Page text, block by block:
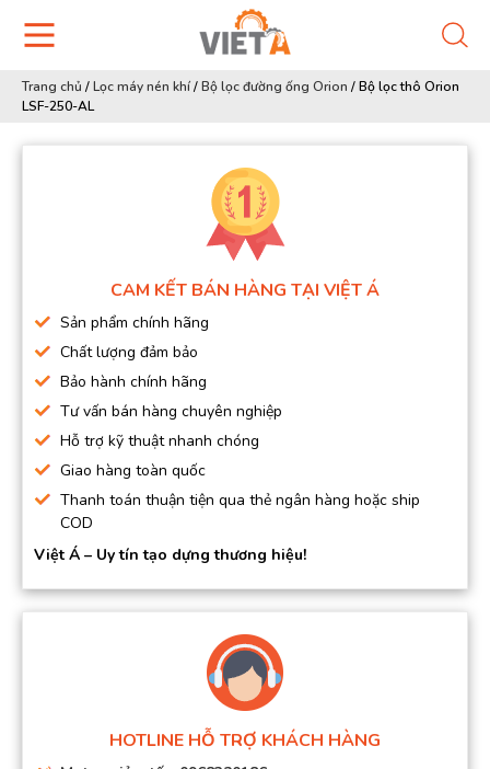
Trang chủ /Lọc máy nén khí/Bộ lọc đường ống Orion /Bộ lọc thô Orion
LSF-250-AL
CAM KẾT BÁN HÀNG TẠI VIỆT Á
Sản phẩm chính hãng
Chất lượng đảm bảo
Bảo hành chính hãng
Tư vấn bán hàng chuyên nghiệp
Hỗ trợ kỹ thuật nhanh chóng
Giao hàng toàn quốc
Thanh toán thuận tiện qua thẻ ngân hàng hoặc ship
COD
Việt Á – Uy tín tạo dựng thương hiệu!
HOTLINE HỖ TRỢ KHÁCH HÀNG